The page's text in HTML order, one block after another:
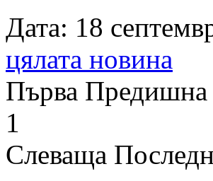
Дата: 18
цялата новина
Първа Предишна
1
Слеваща